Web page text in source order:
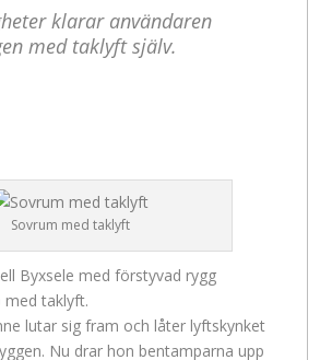
klarar användaren
med taklyft själv.
Sovrum med taklyft
Byxsele med förstyvad rygg
med taklyft.
lutar sig fram och låter lyftskynket
Nu drar hon bentamparna upp